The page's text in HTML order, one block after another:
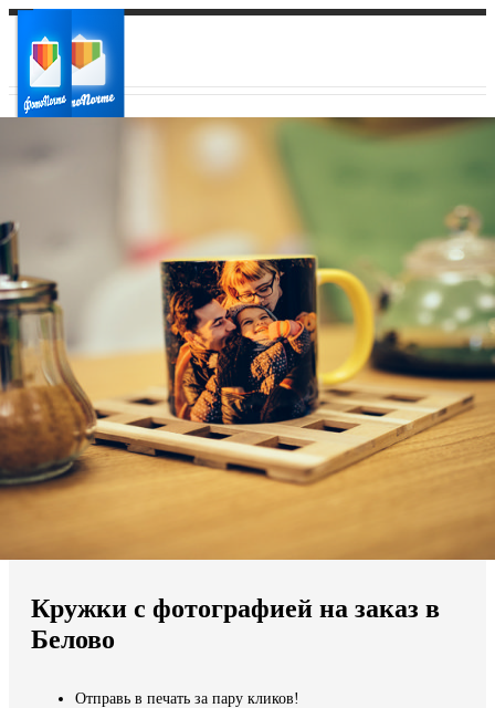
Ваш регион доставки
Выберите из списка:
Мы доставляем по всему миру
Продолжить без города
Кружки с фотографией на заказ в
Белово
Отправь в печать за пару кликов!